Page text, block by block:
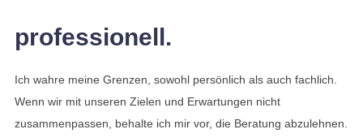
professionell.
Ich wahre meine Grenzen, sowohl persönlich als auch fachlich.
Wenn wir mit unseren Zielen und Erwartungen nicht
zusammenpassen, behalte ich mir vor, die Beratung abzulehnen.